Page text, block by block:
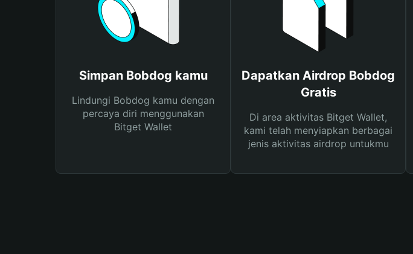
Simpan Bobdog kamu
Lindungi Bobdog kamu dengan
percaya diri menggunakan
Bitget Wallet
Dapatkan Airdrop Bobdog
Gratis
Di area aktivitas Bitget Wallet,
kami telah menyiapkan berbagai
jenis aktivitas airdrop untukmu